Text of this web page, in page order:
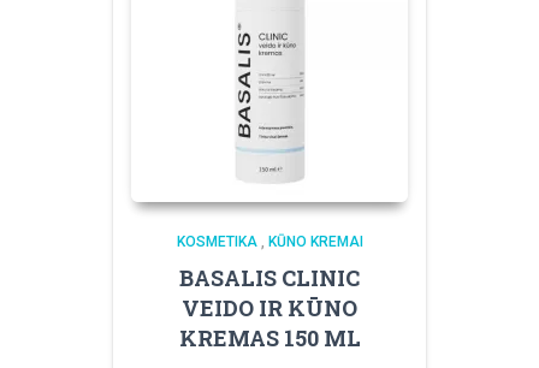
KOSMETIKA, KŪNO KREMAI
BASALIS CLINIC
VEIDO IR KŪNO
KREMAS 150 ML